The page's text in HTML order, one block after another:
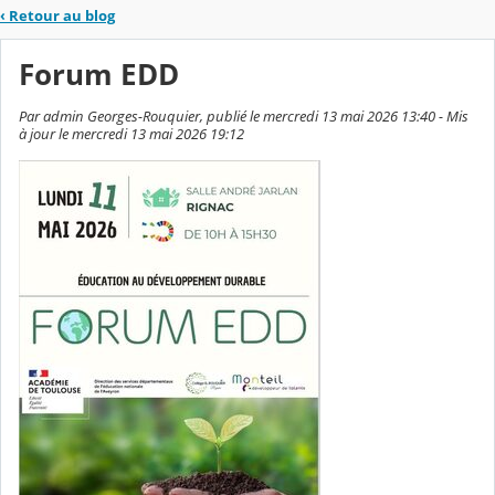
‹ Retour au blog
Forum EDD
Par admin Georges-Rouquier, publié le mercredi 13 mai 2026 13:40 - Mis
à jour le mercredi 13 mai 2026 19:12